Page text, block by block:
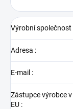
Výrobní společnost
Adresa :
E-mail :
Zástupce výrobce v
EU :